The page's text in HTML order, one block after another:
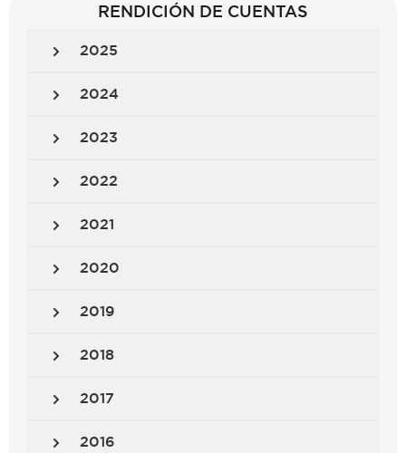
RENDICIÓN DE CUENTAS
2025
2024
2023
2022
2021
2020
2019
2018
2017
2016